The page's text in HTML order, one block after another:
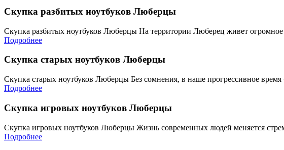
Скупка разбитых ноутбуков Люберцы
Скупка разбитых ноутбуков Люберцы На территории Люберец живет огромное
Подробнее
Скупка старых ноутбуков Люберцы
Скупка старых ноутбуков Люберцы Без сомнения, в наше прогрессивное
Подробнее
Скупка игровых ноутбуков Люберцы
Скупка игровых ноутбуков Люберцы Жизнь современных людей меняется
Подробнее